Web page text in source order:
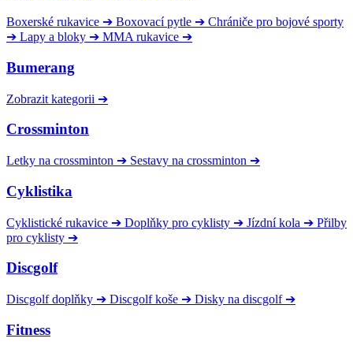
Boxerské rukavice ➔ Boxovací pytle ➔ Chrániče pro bojové sporty
➔ Lapy a bloky ➔ MMA rukavice ➔
Bumerang
Zobrazit kategorii ➔
Crossminton
Letky na crossminton ➔ Sestavy na crossminton ➔
Cyklistika
Cyklistické rukavice ➔ Doplňky pro cyklisty ➔ Jízdní kola ➔ Přilby
pro cyklisty ➔
Discgolf
Discgolf doplňky ➔ Discgolf koše ➔ Disky na discgolf ➔
Fitness